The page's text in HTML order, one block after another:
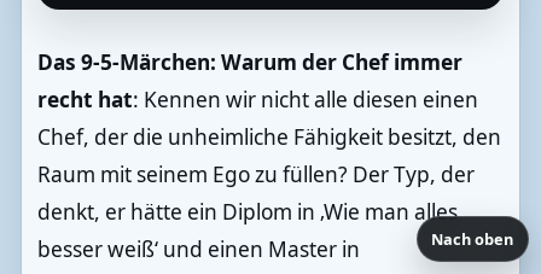
Das 9-5-Märchen: Warum der Chef immer
recht hat: Kennen wir nicht alle diesen einen
Chef, der die unheimliche Fähigkeit besitzt, den
Raum mit seinem Ego zu füllen? Der Typ, der
denkt, er hätte ein Diplom in ‚Wie man alles
besser weiß‘ und einen Master in
Nach oben